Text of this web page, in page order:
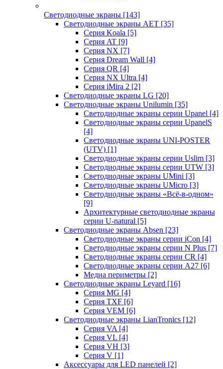
Светодиодные экраны [143]
Светодиодные экраны AET [35]
Cерия Koala [5]
Серия AT [9]
Серия NX [7]
Серия Dream Wall [4]
Серия QR [4]
Серия NX Ultra [4]
Серия iMira 2 [2]
Светодиодные экраны LG [20]
Светодиодные экраны Unilumin [35]
Светодиодные экраны серии Upanel [4]
Светодиодные экраны серии UpanelS
[4]
Светодиодные экраны UNI-POSTER
(UTV) [1]
Светодиодные экраны серии Uslim [3]
Светодиодные экраны серии UTW [3]
Светодиодные экраны UMini [3]
Светодиодные экраны UMicro [3]
Светодиодные экраны «Всё-в-одном»
[9]
Архитектурные светодиодные экраны
серии U-natural [5]
Светодиодные экраны Absen [23]
Светодиодные экраны серии iCon [4]
Светодиодные экраны серии N Plus [7]
Светодиодные экраны серии CR [4]
Светодиодные экраны серии А27 [6]
Медиа периметры [2]
Светодиодные экраны Leyard [16]
Серия MG [4]
Серия TXF [6]
Серия VEM [6]
Светодиодные экраны LianTronics [12]
Серия VA [4]
Серия VL [4]
Серия VH [3]
Серия V [1]
Аксессуары для LED панелей [2]